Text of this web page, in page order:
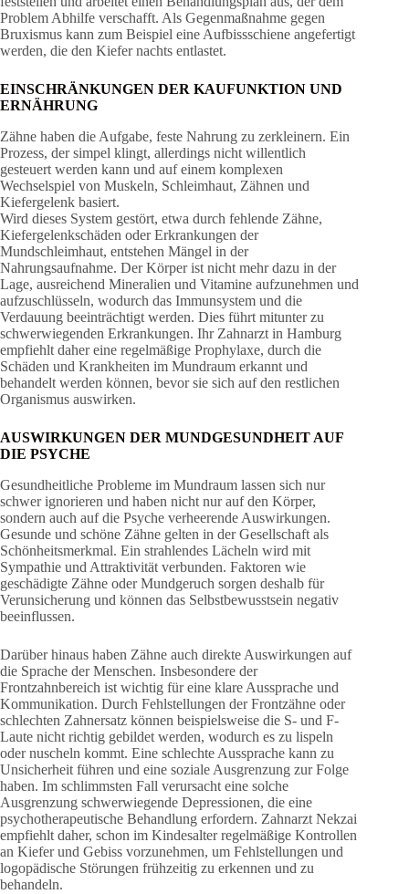
Problem Abhilfe verschafft. Als Gegenmaßnahme gegen
Bruxismus kann zum Beispiel eine Aufbissschiene angefertigt
werden, die den Kiefer nachts entlastet.
EINSCHRÄNKUNGEN DER KAUFUNKTION UND
ERNÄHRUNG
Zähne haben die Aufgabe, feste Nahrung zu zerkleinern. Ein
Prozess, der simpel klingt, allerdings nicht willentlich
gesteuert werden kann und auf einem komplexen
Wechselspiel von Muskeln, Schleimhaut, Zähnen und
Kiefergelenk basiert.
Wird dieses System gestört, etwa durch fehlende Zähne,
Kiefergelenkschäden oder Erkrankungen der
Mundschleimhaut, entstehen Mängel in der
Nahrungsaufnahme. Der Körper ist nicht mehr dazu in der
Lage, ausreichend Mineralien und Vitamine aufzunehmen und
aufzuschlüsseln, wodurch das Immunsystem und die
Verdauung beeinträchtigt werden. Dies führt mitunter zu
schwerwiegenden Erkrankungen. Ihr Zahnarzt in Hamburg
empfiehlt daher eine regelmäßige Prophylaxe, durch die
Schäden und Krankheiten im Mundraum erkannt und
behandelt werden können, bevor sie sich auf den restlichen
Organismus auswirken.
AUSWIRKUNGEN DER MUNDGESUNDHEIT AUF
DIE PSYCHE
Gesundheitliche Probleme im Mundraum lassen sich nur
schwer ignorieren und haben nicht nur auf den Körper,
sondern auch auf die Psyche verheerende Auswirkungen.
Gesunde und schöne Zähne gelten in der Gesellschaft als
Schönheitsmerkmal. Ein strahlendes Lächeln wird mit
Sympathie und Attraktivität verbunden. Faktoren wie
geschädigte Zähne oder Mundgeruch sorgen deshalb für
Verunsicherung und können das Selbstbewusstsein negativ
beeinflussen.
Darüber hinaus haben Zähne auch direkte Auswirkungen auf
die Sprache der Menschen. Insbesondere der
Frontzahnbereich ist wichtig für eine klare Aussprache und
Kommunikation. Durch Fehlstellungen der Frontzähne oder
schlechten Zahnersatz können beispielsweise die S- und F-
Laute nicht richtig gebildet werden, wodurch es zu lispeln
oder nuscheln kommt. Eine schlechte Aussprache kann zu
Unsicherheit führen und eine soziale Ausgrenzung zur Folge
haben. Im schlimmsten Fall verursacht eine solche
Ausgrenzung schwerwiegende Depressionen, die eine
psychotherapeutische Behandlung erfordern. Zahnarzt Nekzai
empfiehlt daher, schon im Kindesalter regelmäßige Kontrollen
an Kiefer und Gebiss vorzunehmen, um Fehlstellungen und
logopädische Störungen frühzeitig zu erkennen und zu
behandeln.